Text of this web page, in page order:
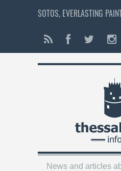
SOTOS, EVERLASTING
News and articles